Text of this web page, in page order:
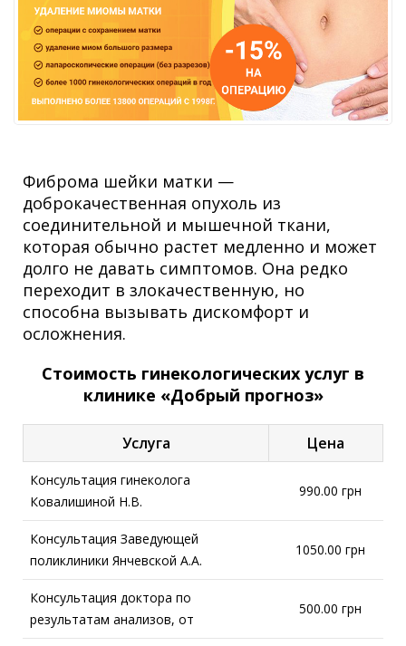
Фиброма шейки матки —
доброкачественная опухоль из
соединительной и мышечной ткани,
которая обычно растет медленно и может
долго не давать симптомов. Она редко
переходит в злокачественную, но
способна вызывать дискомфорт и
осложнения.
Стоимость гинекологических услуг в
клинике «Добрый прогноз»
Услуга Цена
Консультация гинеколога
Ковалишиной Н.В.
990.00 грн
Консультация Заведующей
поликлиники Янчевской А.А.
1050.00 грн
Консультация доктора по
результатам анализов, от
500.00 грн